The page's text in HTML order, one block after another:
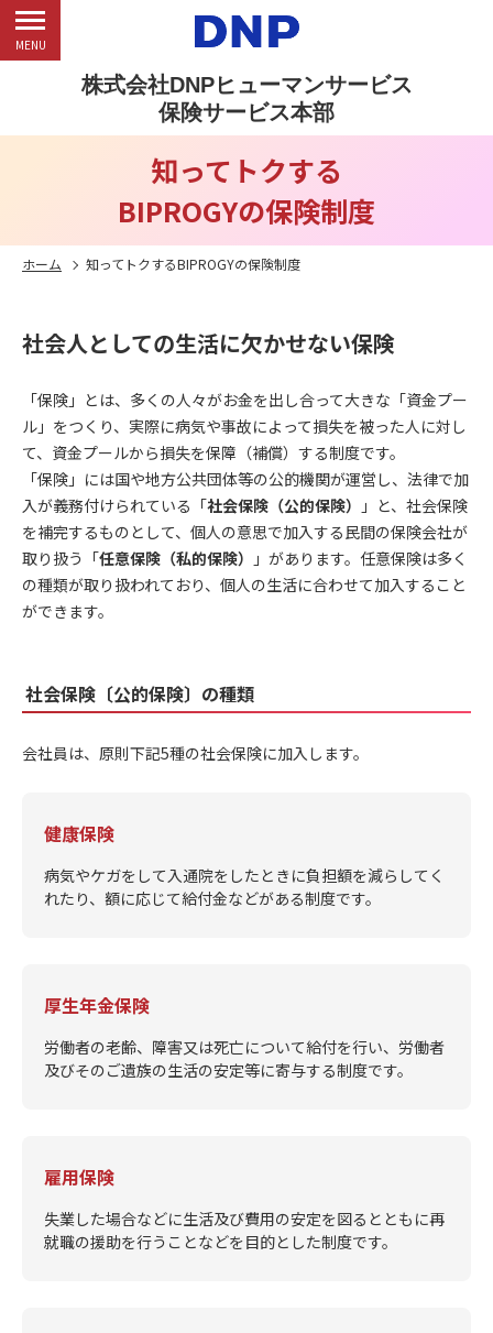
株式会社DNPヒューマンサービス
保険サービス本部
MENU
知ってトクする
BIPROGYの保険制度
ホーム 知ってトクするBIPROGYの保険制度
社会人としての生活に欠かせない保険
「保険」とは、多くの人々がお金を出し合って大きな「資金プー
ル」をつくり、実際に病気や事故によって損失を被った人に対し
て、資金プールから損失を保障（補償）する制度です。
「保険」には国や地方公共団体等の公的機関が運営し、法律で加
入が義務付けられている「社会保険（公的保険）
」と、社会保険
を補完するものとして、個人の意思で加入する民間の保険会社が
取り扱う「任意保険（私的保険）
」があります。任意保険は多く
の種類が取り扱われており、個人の生活に合わせて加入すること
ができます。
社会保険〔公的保険〕の種類
会社員は、原則下記5種の社会保険に加入します。
健康保険
病気やケガをして入通院をしたときに負担額を減らしてく
れたり、額に応じて給付金などがある制度です。
厚生年金保険
労働者の老齢、障害又は死亡について給付を行い、労働者
及びそのご遺族の生活の安定等に寄与する制度です。
雇用保険
失業した場合などに生活及び費用の安定を図るとともに再
就職の援助を行うことなどを目的とした制度です。